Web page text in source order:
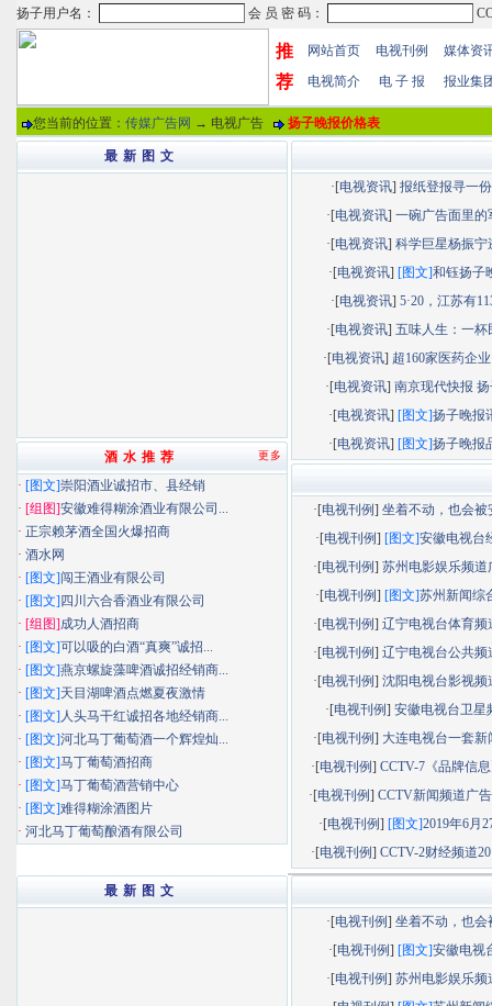
推
荐
网站首页 电视刊例
媒体资
电视简介
电 子 报 报业集
您当前的位置： 传媒广告网 → 电视广告 扬子晚报价格表
·[电视资讯] 报纸登报寻一份
·[电视资讯]一碗广告面里的
·[电视资讯]科学巨星杨振宁
·[电视资讯] [图文]和钰扬子
·[电视资讯]5·20，江苏有
·[电视资讯]五味人生：一杯
·[电视资讯] 超160家医药企
·[电视资讯] 南京现代快报 扬
·[电视资讯] [图文]扬子晚报
·[电视资讯] [图文]扬子晚报
·[电视刊例]坐着不动，也会被
·[电视刊例] [图文]安徽电视台
·[电视刊例]苏州电影娱乐频道
·[电视刊例] [图文]苏州新闻综
·[电视刊例]辽宁电视台体育频
·[电视刊例]辽宁电视台公共频
·[电视刊例]沈阳电视台影视频
·[电视刊例] 安徽电视台卫星
·[电视刊例] 大连电视台一套新
·[电视刊例] CCTV-7《品牌信
·[电视刊例]CCTV新闻频道广
·[电视刊例] [图文]2019年6月
·[电视刊例] CCTV-2财经频道
最 新 图 文
更多
酒 水 推 荐
· [图文]崇阳酒业诚招市、县经销
· [组图]安徽难得糊涂酒业有限公司...
· 正宗赖茅酒全国火爆招商
· 酒水网
· [图文]闯王酒业有限公司
· [图文] 四川六合香酒业有限公司
· [组图]成功人酒招商
· [图文]可以吸的白酒“真爽”诚招...
· [图文]燕京螺旋藻啤酒诚招经销商...
· [图文]天目湖啤酒点燃夏夜激情
· [图文] 人头马干红诚招各地经销商...
· [图文]河北马丁葡萄酒一个辉煌灿...
· [图文]马丁葡萄酒招商
· [图文]马丁葡萄酒营销中心
· [图文]难得糊涂酒图片
· 河北马丁葡萄酿酒有限公司
·[电视刊例]坐着不动，也会
·[电视刊例] [图文]安徽电视
·[电视刊例]苏州电影娱乐频
最 新 图 文